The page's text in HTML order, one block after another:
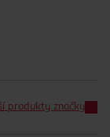
produkty značky